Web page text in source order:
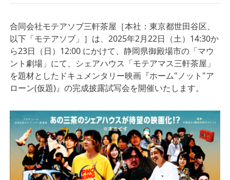
合同会社モテアソブ三軒茶屋［本社：東京都世田谷区、
以下「モテアソブ」］は、2025年2月22日（土）14:30か
ら23日（日）12:00 にかけて、静岡県御殿場市の「マウ
ント劇場」にて、シェアハウス「モテアマス三軒茶屋」
を題材としたドキュメンタリー映画『ホーム"ノット"ア
ローン(仮題)』の完成披露試写会を開催いたします。